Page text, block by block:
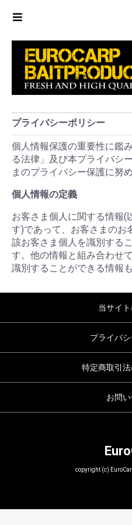
プライバシーポリシー
個人情報保護の重要性に鑑
る法律」及び本プライバシ
まのプライバシー保護に努め
個人情報の定義
お客さま個人に関する情報(
す)であって、お客さまのお
該お客さま個人を識別する
す。他の情報と組み合わせ
識別することができる情報
当サイ
プライバ
特定商取引
お問
copyright (c)